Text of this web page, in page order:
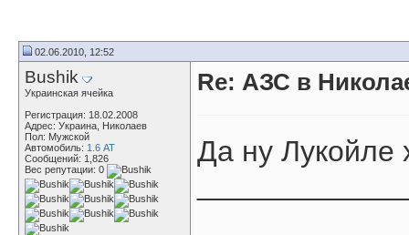
02.06.2010, 12:52
Bushik
Украинская ячейка
Регистрация: 18.02.2008
Адрес: Украина, Николаев
Пол: Мужской
Автомобиль: 1.6 АТ
Сообщений: 1,826
Вес репутации: 0
Re: АЗС в
Да ну Лукойле